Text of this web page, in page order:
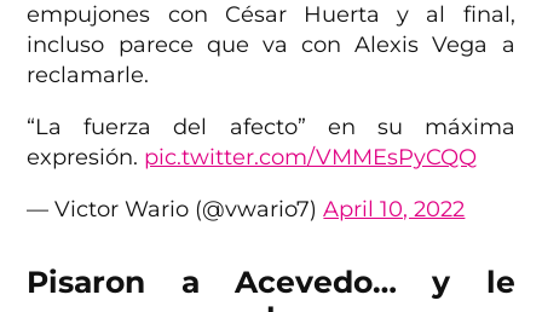
empujones con César Huerta y al final,
incluso parece que va con Alexis Vega a
reclamarle.
“La fuerza del afecto” en su máxima
expresión. pic.twitter.com/VMMEsPyCQQ
— Victor Wario (@vwario7)April 10, 2022
Pisaron a Acevedo… y le